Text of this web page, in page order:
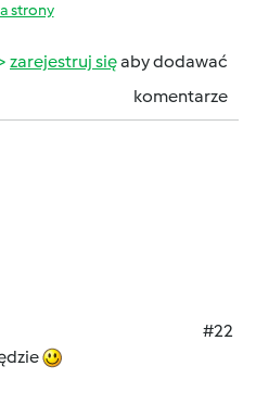
strony
zarejestruj sięaby dodawać
komentarze
#22